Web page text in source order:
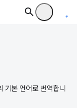
기본 언어로 번역합니